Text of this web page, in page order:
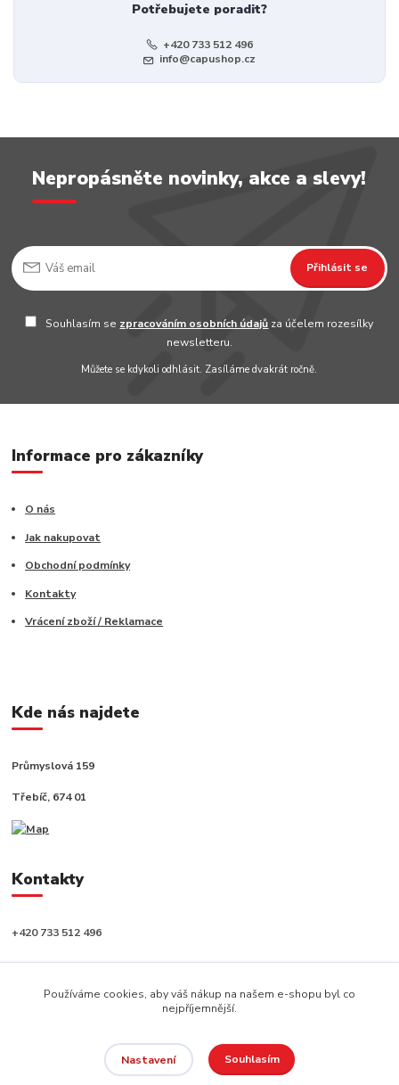
Potřebujete poradit?
+420 733 512 496
info@capushop.cz
Nepropásněte novinky, akce a slevy!
Přihlásit se
Souhlasím se zpracováním osobních údajů za účelem rozesílky
newsletteru.
Můžete se kdykoli odhlásit. Zasíláme dvakrát ročně.
Informace pro zákazníky
O nás
Jak nakupovat
Obchodní podmínky
Kontakty
Vrácení zboží / Reklamace
Kde nás najdete
Průmyslová 159
Třebíč, 674 01
Kontakty
+420 733 512 496
info@capushop.cz
Používáme cookies, aby váš nákup na našem e-shopu byl co
nejpříjemnější.
Nastavení Souhlasím